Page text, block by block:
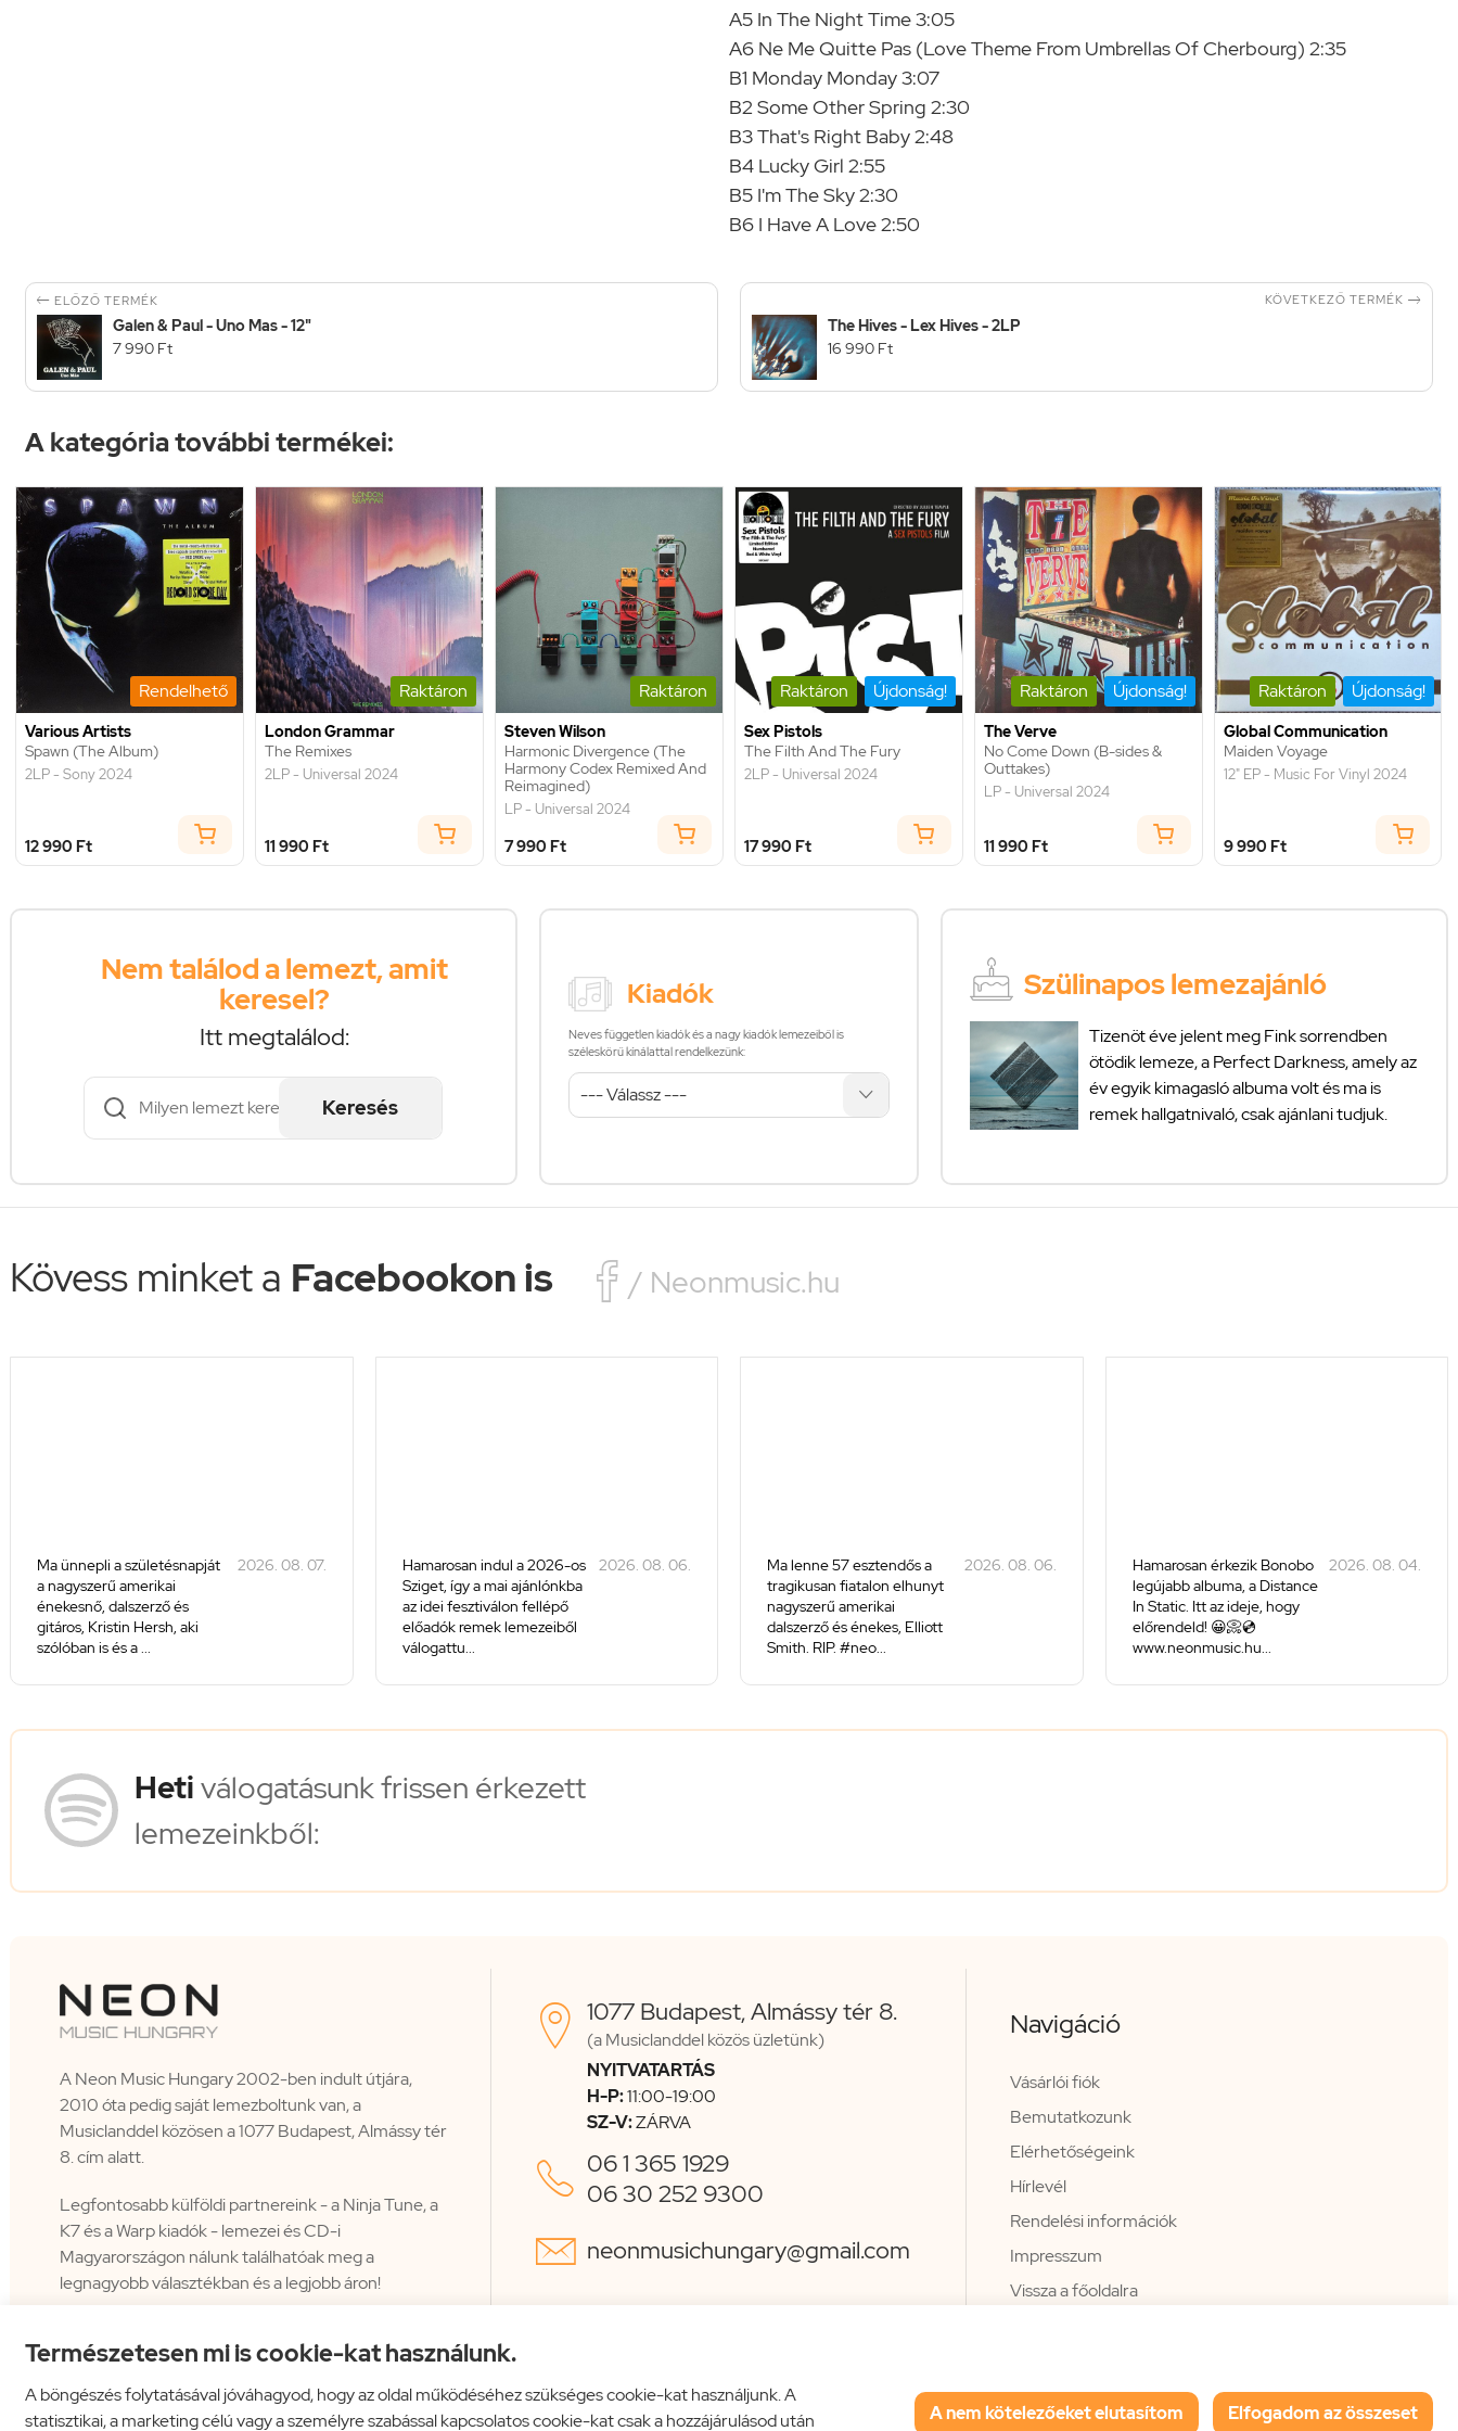
Természetesen mi is cookie-kat használunk.
A böngészés folytatásával jóváhagyod, hogy az oldal működéséhez szükséges cookie-kat használjunk. A
statisztikai, a marketing célú vagy a személyre szabással kapcsolatos cookie-kat csak a hozzájárulásod után
A nem kötelezőeket elutasítom Elfogadom az összeset
A5 In The Night Time 3:05
A6 Ne Me Quitte Pas (Love Theme From Umbrellas Of Cherbourg) 2:35
B1 Monday Monday 3:07
B2 Some Other Spring 2:30
B3 That's Right Baby 2:48
B4 Lucky Girl 2:55
B5 I'm The Sky 2:30
B6 I Have A Love 2:50
 ELŐZŐ TERMÉK
Galen & Paul - Uno Mas - 12"
7 990 Ft
KÖVETKEZŐ TERMÉK 
The Hives - Lex Hives - 2LP
16 990 Ft
A kategória további termékei:
Rendelhető
Various Artists
Spawn (The Album)
2LP - Sony 2024
12 990 Ft
Raktáron
London Grammar
The Remixes
2LP - Universal 2024
11 990 Ft
Raktáron
Steven Wilson
Harmonic Divergence (The
Harmony Codex Remixed And
Reimagined)
LP - Universal 2024
7 990 Ft
Raktáron Újdonság!
Sex Pistols
The Filth And The Fury
2LP - Universal 2024
17 990 Ft
Raktáron Újdonság!
The Verve
No Come Down (B-sides &
Outtakes)
LP - Universal 2024
11 990 Ft
Raktáron Újdonság!
Global Communication
Maiden Voyage
12" EP - Music For Vinyl 2024
9 990 Ft
Nem találod a lemezt, amit
keresel?
Itt megtalálod:
Keresés
Kiadók
Neves független kiadók és a nagy kiadók lemezeiből is
széleskörű kínálattal rendelkezünk:
Szülinapos lemezajánló
Tizenöt éve jelent meg Fink sorrendben
ötödik lemeze, a Perfect Darkness, amely az
év egyik kimagasló albuma volt és ma is
remek hallgatnivaló, csak ajánlani tudjuk.
Kövess minket a Facebookon is  / Neonmusic.hu
Ma ünnepli a születésnapját
a nagyszerű amerikai
énekesnő, dalszerző és
gitáros, Kristin Hersh, aki
szólóban is és a ...
2026. 08. 07.
Hamarosan indul a 2026-os
Sziget, így a mai ajánlónkba
az idei fesztiválon fellépő
előadók remek lemezeiből
válogattu...
2026. 08. 06.
Ma lenne 57 esztendős a
tragikusan fiatalon elhunyt
nagyszerű amerikai
dalszerző és énekes, Elliott
Smith. RIP. #neo...
2026. 08. 06.
Hamarosan érkezik Bonobo
legújabb albuma, a Distance
In Static. Itt az ideje, hogy
előrendeld! 😀📀💿
www.neonmusic.hu...
2026. 08. 04.
Hetiválogatásunk frissen érkezett
lemezeinkből:
A Neon Music Hungary 2002-ben indult útjára,
2010 óta pedig saját lemezboltunk van, a
Musiclanddel közösen a 1077 Budapest, Almássy tér
8. cím alatt.
Legfontosabb külföldi partnereink - a Ninja Tune, a
K7 és a Warp kiadók - lemezei és CD-i
Magyarországon nálunk találhatóak meg a
legnagyobb választékban és a legjobb áron!
 1077 Budapest, Almássy tér 8.
(a Musiclanddel közös üzletünk)
NYITVATARTÁS
H-P:11:00-19:00
SZ-V:ZÁRVA
 06 1 365 1929
06 30 252 9300
 neonmusichungary@gmail.com
Navigáció
Vásárlói fiók
Bemutatkozunk
Elérhetőségeink
Hírlevél
Rendelési információk
Impresszum
Vissza a főoldalra